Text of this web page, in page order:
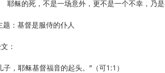
耶稣的死，不是一场意外，更不是一个不幸，乃是
题：基督是服侍的仆人
：
子，耶稣基督福音的起头。”（可1:1）